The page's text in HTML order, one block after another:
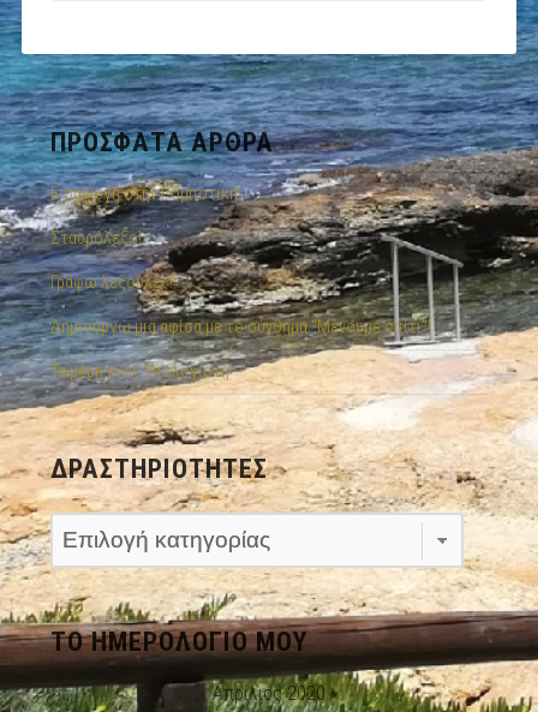
ΠΡΌΣΦΑΤΑ ΆΡΘΡΑ
Εισαγωγή στην Ρομποτική!
Σταυρόλεξο!
Γράφω λεξούλες!
Δημιουργώ μια αφίσα με το σύνθημα “Μένουμε σπίτι”!
Τα μέρη ενός Υπολογιστή
ΔΡΑΣΤΗΡΙΌΤΗΤΕΣ
Δραστηριότητες
ΤΟ ΗΜΕΡΟΛΌΓΙΟ ΜΟΥ
Απρίλιος 2020